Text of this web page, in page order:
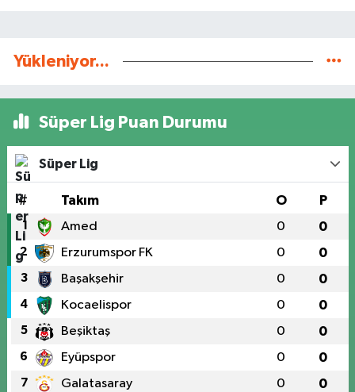
Yükleniyor...
Süper Lig Puan Durumu
Süper Lig
# Takım O P
1 Amed 0 0
2 Erzurumspor FK 0 0
3 Başakşehir 0 0
4 Kocaelispor 0 0
5 Beşiktaş 0 0
6 Eyüpspor 0 0
7 Galatasaray 0 0